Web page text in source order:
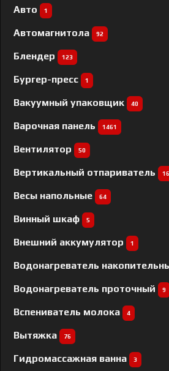
Авто 1
Автомагнитола 92
Блендер 123
Бургер-пресс 1
Вакуумный упаковщик 40
Варочная панель 1461
Вентилятор 50
Вертикальный отпариватель 16
Весы напольные 64
Винный шкаф 5
Внешний аккумулятор 1
Водонагреватель
Водонагреватель проточный 9
Вспениватель молока 4
Вытяжка 76
Гидромассажная ванна 3